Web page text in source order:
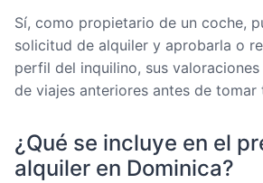
Sí, como propietario de un coche,
solicitud de alquiler y aprobarla o
perfil del inquilino, sus
de viajes anteriores antes de tomar
¿Qué se incluye en el
alquiler en Dominica?